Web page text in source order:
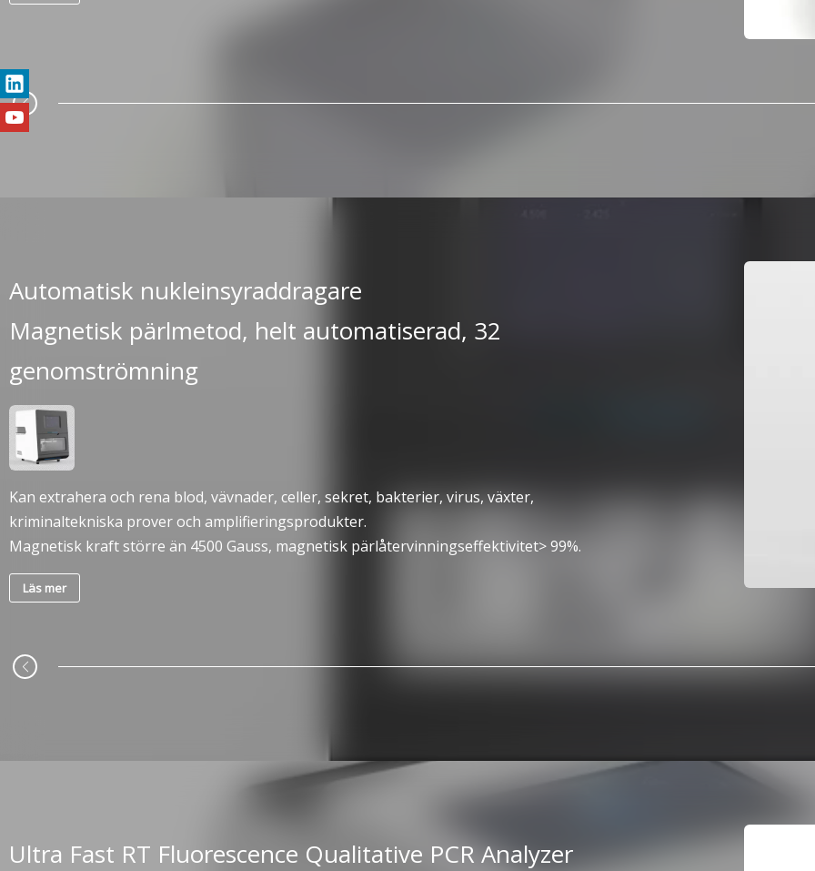
Automatisk nukleinsyraddragare
Magnetisk pärlmetod, helt automatiserad, 32
genomströmning
Kan extrahera och rena blod, vävnader, celler, sekret, bakterier, virus, växter,
kriminaltekniska prover och amplifieringsprodukter.
Magnetisk kraft större än 4500 Gauss, magnetisk pärlåtervinningseffektivitet> 99%.
Läs mer
Ultra Fast RT Fluorescence Qualitative PCR Analyzer